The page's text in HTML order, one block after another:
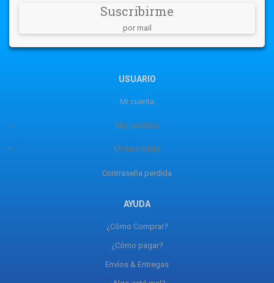
Suscribirme
por mail
USUARIO
Mi cuenta
Mis pedidos
Mi monedero
Contraseña perdida
AYUDA
¿Cómo Comprar?
¿Cómo pagar?
Envíos & Entregas